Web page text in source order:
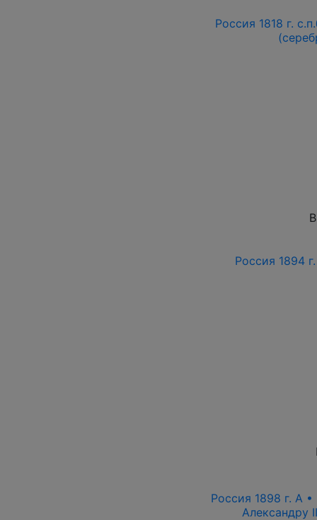
Россия 1818 г.
Россия 1894
Россия 1898 г. А
Александру